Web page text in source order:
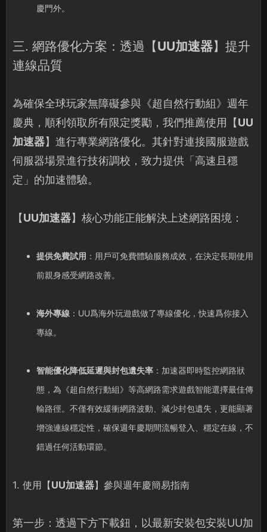
慶門外。
三. 網路優化方案：透過【UU加速器】提升
連線品質
為確保全球玩家無障礙參與《超自然行動組》週年
慶典，順利領取所有限定獎勵，我們推薦使用【UU
加速器】進行專業網路優化。其針對連接國服遊戲
伺服器場景進行技術調校，致力提供「高速且穩
定」的加速體驗。
【UU加速器】核心功能正能解決上述網路困境：
提供免費試用 ：用戶可免費體驗服務成效，在決定長期使用
前親身感受網路改善。
海外專線 ：UU爲海外玩遊戲做了專線優化，快速爲你接入
專線。
智能優化降低延遲與封包遺失率：加速器即時監控網路狀
態，為《超自然行動組》等高網路需求遊戲智能選擇最佳傳
輸路徑。不僅有效緩衝網路波動、減少封包遺失，更能顯著
增強連線穩定性，確保週年慶期間流暢登入、穩定在線，不
錯過任何活動環節。
1. 使用【UU加速器】參與週年慶簡易指南
第一步：透過下方下載鈕，以最新安裝包安裝UU加